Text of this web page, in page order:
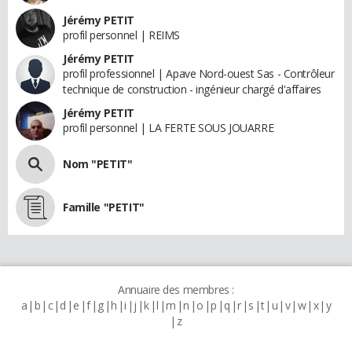
Jérémy PETIT
profil personnel | REIMS
Jérémy PETIT
profil professionnel | Apave Nord-ouest Sas - Contrôleur
technique de construction - ingénieur chargé d'affaires
Jérémy PETIT
profil personnel | LA FERTE SOUS JOUARRE
Nom "PETIT"
Famille "PETIT"
Annuaire des membres :
a b c d e f g h i j k l m n o p q r s t u v w x y
z